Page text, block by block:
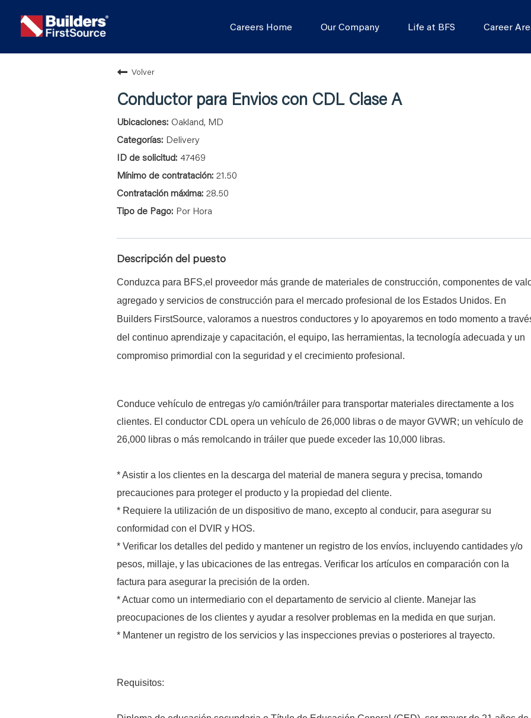
Careers Home Our Company Life at BFS Career
Volver
Conductor para Envios con CDL Clase A
Oakland, MD
Delivery
47469
21.50
28.50
Por Hora
Descripción del puesto
Conduzca para BFS,el proveedor más grande de materiales de construcción, componentes de
agregado y servicios de construcción para el mercado profesional de los Estados Unidos. En
Builders FirstSource, valoramos a nuestros conductores y lo apoyaremos en todo momento a
del continuo aprendizaje y capacitación, el equipo, las herramientas, la tecnología adecuada y un
compromiso primordial con la seguridad y el crecimiento profesional.
Conduce vehículo de entregas y/o camión/tráiler para transportar materiales directamente a los
clientes. El conductor CDL opera un vehículo de 26,000 libras o de mayor GVWR; un vehículo de
26,000 libras o más remolcando in tráiler que puede exceder las 10,000 libras.
* Asistir a los clientes en la descarga del material de manera segura y precisa, tomando
precauciones para proteger el producto y la propiedad del cliente.
* Requiere la utilización de un dispositivo de mano, excepto al conducir, para asegurar su
conformidad con el DVIR y HOS.
* Verificar los detalles del pedido y mantener un registro de los envíos, incluyendo cantidades y/o
pesos, millaje, y las ubicaciones de las entregas. Verificar los artículos en comparación con la
factura para asegurar la precisión de la orden.
* Actuar como un intermediario con el departamento de servicio al cliente. Manejar las
preocupaciones de los clientes y ayudar a resolver problemas en la medida en que surjan.
* Mantener un registro de los servicios y las inspecciones previas o posteriores al trayecto.
Requisitos: